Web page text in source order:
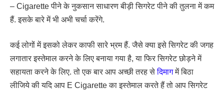
– Cigarette पीने के नुकसान साधारण बीड़ी सिगरेट पीने की तुलना में कम
हैं. इसके बारे में भी अभी चर्चा करेंगे.
कई लोगों में इसको लेकर काफी सारे भ्रम हैं. जैसे क्या इसे सिगरेट की जगह
लगातार इस्तेमाल करने के लिए बनाया गया है, या फिर सिगरेट छोड़ने में
सहायता करने के लिए. तो एक बार आप अच्छी तरह सेदिमागमें बिठा
लीजिये की यदि आप E Cigarette का इस्तेमाल करते हैं तो आप सिगरेट